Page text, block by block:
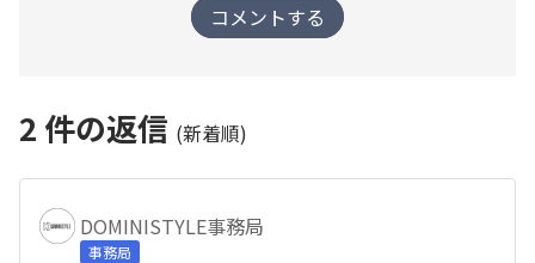
コメントする
2 件の返信 (新着順)
DOMINISTYLE事務局
事務局